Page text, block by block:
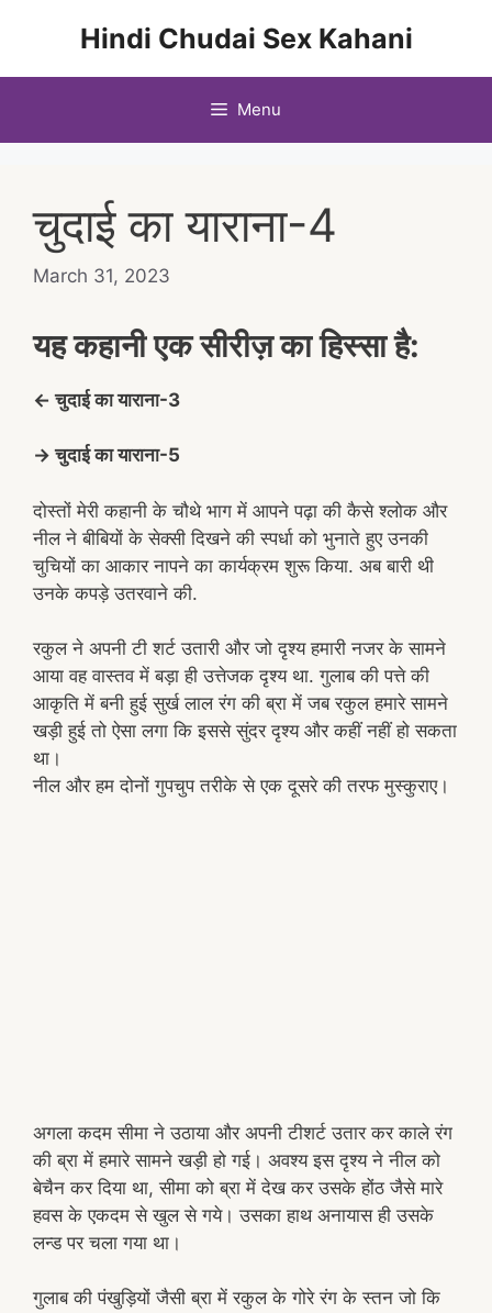
Hindi Chudai Sex Kahani
Menu
चुदाई का याराना-4
March 31, 2023
यह कहानी एक सीरीज़ का हिस्सा है:
← चुदाई का याराना-3
→ चुदाई का याराना-5
दोस्तों मेरी कहानी के चौथे भाग में आपने पढ़ा की कैसे श्लोक और
नील ने बीबियों के सेक्सी दिखने की स्पर्धा को भुनाते हुए उनकी
चुचियों का आकार नापने का कार्यक्रम शुरू किया. अब बारी थी
उनके कपड़े उतरवाने की.
रकुल ने अपनी टी शर्ट उतारी और जो दृश्य हमारी नजर के सामने
आया वह वास्तव में बड़ा ही उत्तेजक दृश्य था. गुलाब की पत्ते की
आकृति में बनी हुई सुर्ख लाल रंग की ब्रा में जब रकुल हमारे सामने
खड़ी हुई तो ऐसा लगा कि इससे सुंदर दृश्य और कहीं नहीं हो सकता
था।
नील और हम दोनों गुपचुप तरीके से एक दूसरे की तरफ मुस्कुराए।
अगला कदम सीमा ने उठाया और अपनी टीशर्ट उतार कर काले रंग
की ब्रा में हमारे सामने खड़ी हो गई। अवश्य इस दृश्य ने नील को
बेचैन कर दिया था, सीमा को ब्रा में देख कर उसके होंठ जैसे मारे
हवस के एकदम से खुल से गये। उसका हाथ अनायास ही उसके
लन्ड पर चला गया था।
गुलाब की पंखुड़ियों जैसी ब्रा में रकुल के गोरे रंग के स्तन जो कि